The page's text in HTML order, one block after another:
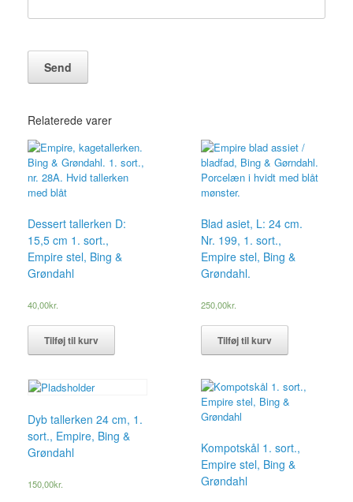
Relaterede varer
Dessert tallerken D:
15,5 cm 1. sort.,
Empire stel, Bing &
Grøndahl
40,00kr.
Tilføj til kurv
Blad asiet, L: 24 cm.
Nr. 199, 1. sort.,
Empire stel, Bing &
Grøndahl.
250,00kr.
Tilføj til kurv
Dyb tallerken 24 cm, 1.
sort., Empire, Bing &
Grøndahl
150,00kr.
Kompotskål 1. sort.,
Empire stel, Bing &
Grøndahl